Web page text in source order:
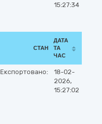
15:27:34
СТАН
ДАТА
ТА
ЧАС
Експортовано:
18-02-
2026,
15:27:02